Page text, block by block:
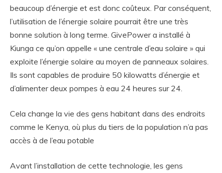
beaucoup d’énergie et est donc coûteux. Par conséquent,
l’utilisation de l’énergie solaire pourrait être une très
bonne solution à long terme. GivePower a installé à
Kiunga ce qu’on appelle « une centrale d’eau solaire » qui
exploite l’énergie solaire au moyen de panneaux solaires.
Ils sont capables de produire 50 kilowatts d’énergie et
d’alimenter deux pompes à eau 24 heures sur 24.
Cela change la vie des gens habitant dans des endroits
comme le Kenya, où plus du tiers de la population n’a pas
accès à de l’eau potable
Avant l’installation de cette technologie, les gens